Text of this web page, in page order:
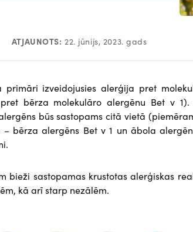
ATJAUNOTS: 22. jūnijs, 2023. gads
izveidojusies alerģija pret
bērza molekulāro alergēnu Bet v
būs sastopams citā vietā
– bērza alergēns Bet v 1 un ābola
bieži sastopamas krustotas alerģiskas
kā arī starp nezālēm.